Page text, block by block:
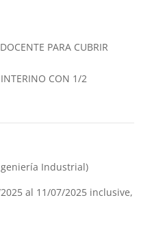
PARA CUBRIR
CON 1/2
Industrial)
al 11/07/2025 inclusive,